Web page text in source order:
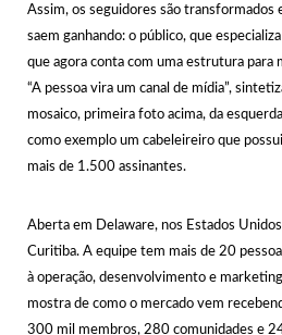
Assim, os seguidores são transformados
saem ganhando: o público, que
que agora conta com uma estrutura para
“A pessoa vira um canal de mídia”,
mosaico, primeira foto acima, da
como exemplo um cabeleireiro que
mais de 1.500 assinantes.
Aberta em Delaware, nos Estados
Curitiba. A equipe tem mais de 20
à operação, desenvolvimento e
mostra de como o mercado vem
300 mil membros, 280 comunidades e